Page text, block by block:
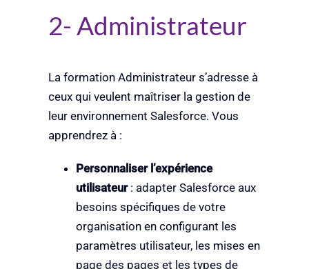
2- Administrateur
La formation Administrateur s’adresse à
ceux qui veulent maîtriser la gestion de
leur environnement Salesforce. Vous
apprendrez à :
Personnaliser l’expérience
utilisateur: adapter Salesforce aux
besoins spécifiques de votre
organisation en configurant les
paramètres utilisateur, les mises en
page des pages et les types de